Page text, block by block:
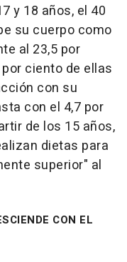
y 18 años, el 40
su cuerpo como
al 23,5 por
ciento de ellas
con su
con el 4,7 por
de los 15 años,
dietas para
superior" al
CON EL